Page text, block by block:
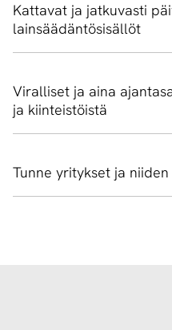
Kattavat ja jatkuvasti
lainsäädäntösisällöt
Viralliset ja aina
ja kiinteistöistä
Tunne yritykset ja